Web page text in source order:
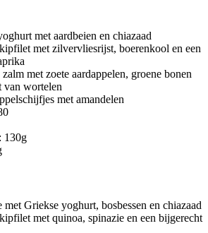
met aardbeien en chiazaad
met zilvervliesrijst, boerenkool en een
met zoete aardappelen, groene bonen
van wortelen
met amandelen
130g
met Griekse yoghurt, bosbessen en chiazaad
met quinoa, spinazie en een bijgerecht